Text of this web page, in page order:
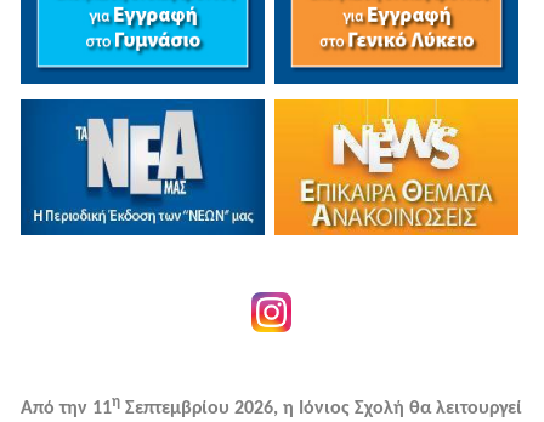
Από την 11η Σεπτεμβρίου 2026, η Ιόνιος Σχολή θα λειτουργεί